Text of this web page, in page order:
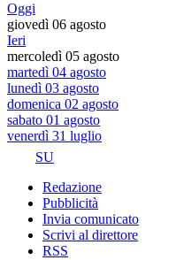
Oggi
giovedì 06 agosto
Ieri
mercoledì 05 agosto
martedì 04 agosto
lunedì 03 agosto
domenica 02 agosto
sabato 01 agosto
venerdì 31 luglio
SU
Redazione
Pubblicità
Invia comunicato
Scrivi al direttore
RSS